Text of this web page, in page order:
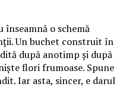
înseamnă o schemă
Un buchet construit în
după anotimp și după
flori frumoase. Spune
Iar asta, sincer, e darul